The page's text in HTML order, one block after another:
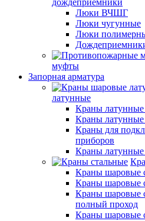
Люки ВЧШГ
Люки чугунные
Люки
муфты
Запорная арматура
латунные
Краны
Краны
Краны для
приборов
Краны
Краны шаровые
Краны шаровые
Краны шаровые
полный проход
Краны шаровые